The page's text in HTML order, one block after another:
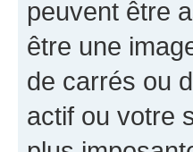
peuvent être
être une
de carrés ou
actif ou votre